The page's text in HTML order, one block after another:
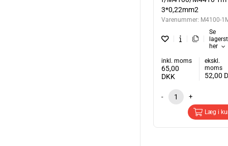
3*0,22mm2
Varenummer: M4100-
Se
her
inkl. moms
65,00
DKK
ekskl.
moms
52,00
- +
Læg i